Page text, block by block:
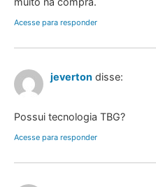
Acesse para responder
jeverton disse:
Possui tecnologia TBG?
Acesse para responder